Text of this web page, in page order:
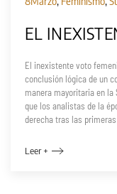
EL
El inexistente voto
conclusión lógica de un
manera mayoritaria en la
que los analistas de la
derecha tras las
Leer +